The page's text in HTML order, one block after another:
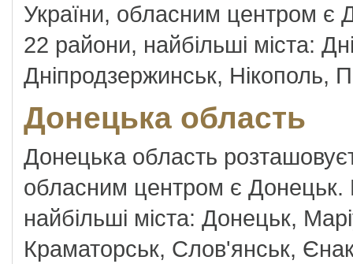
України, обласним центром є
22 райони, найбільші міста:
Дніпродзержинськ, Нікополь,
Донецька область
Донецька область
обласним центром є Донецьк.
найбільші міста: Донецьк,
Краматорськ, Слов'янськ,